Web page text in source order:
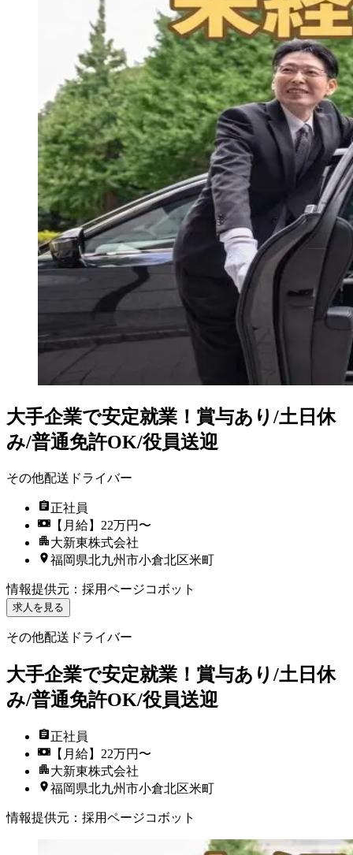
大手企業で安定就業！賞与あり/土日休
み/普通免許OK/役員送迎
その他配送ドライバー
正社員
【月給】22万円〜
大新東株式会社
福岡県北九州市小倉北区米町
情報提供元 ： 採用ページコボット
求人を見る
その他配送ドライバー
大手企業で安定就業！賞与あり/土日休
み/普通免許OK/役員送迎
正社員
【月給】22万円〜
大新東株式会社
福岡県北九州市小倉北区米町
情報提供元 ： 採用ページコボット